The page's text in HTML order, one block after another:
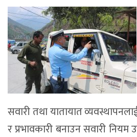
सवारी तथा यातायात
र प्रभावकारी बनाउन सवारी